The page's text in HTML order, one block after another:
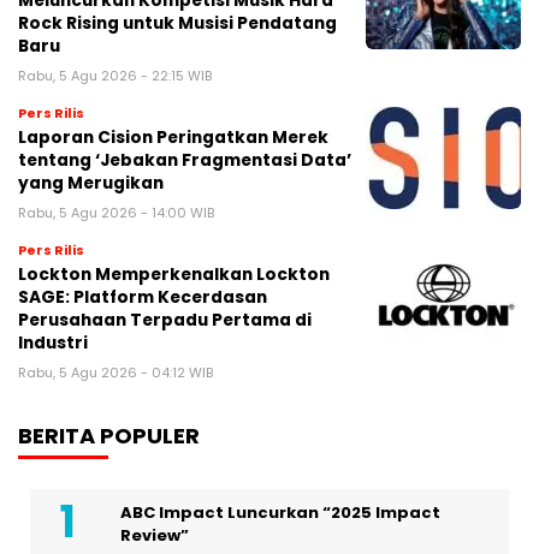
Rock Rising untuk Musisi Pendatang
Baru
Rabu, 5 Agu 2026 - 22:15 WIB
Pers Rilis
Laporan Cision Peringatkan Merek
tentang ‘Jebakan Fragmentasi Data’
yang Merugikan
Rabu, 5 Agu 2026 - 14:00 WIB
Pers Rilis
Lockton Memperkenalkan Lockton
SAGE: Platform Kecerdasan
Perusahaan Terpadu Pertama di
Industri
Rabu, 5 Agu 2026 - 04:12 WIB
BERITA POPULER
ABC Impact Luncurkan “2025 Impact
Review”